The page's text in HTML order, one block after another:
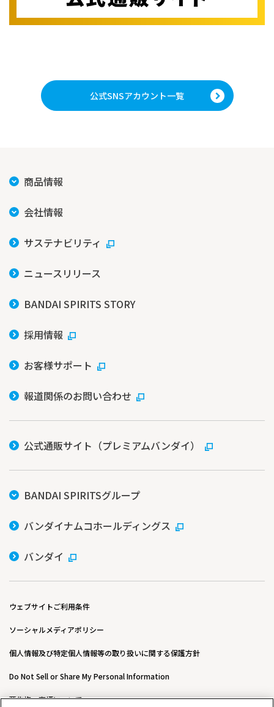
公式SNSアカウント一覧
商品情報
会社情報
サステナビリティ
ニュースリリース
BANDAI SPIRITS STORY
採用情報
お客様サポート
報道関係のお問い合わせ
公式通販サイト（プレミアムバンダイ）
BANDAI SPIRITSグループ
バンダイナムコホールディングス
バンダイ
ウェブサイトご利用条件
ソーシャルメディアポリシー
個人情報及び特定個人情報等の取り扱いに関する保護方針
Do Not Sell or Share My Personal Information
著作権・商標について